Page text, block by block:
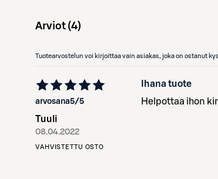
Arviot (4)
Tuotearvostelun voi kirjoittaa vain asiakas, joka on ostanut
arvosana5/5
Tuuli
08.04.2022
VAHVISTETTU OSTO
Ihana tuote
Helpottaa ihon